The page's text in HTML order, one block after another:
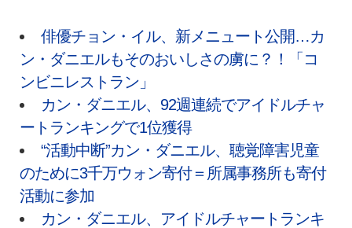
俳優チョン・イル、新メニュート公開…カ
ン・ダニエルもそのおいしさの虜に？！「コ
ンビニレストラン」
カン・ダニエル、92週連続でアイドルチャ
ートランキングで1位獲得
“活動中断”カン・ダニエル、聴覚障害児童
のために3千万ウォン寄付＝所属事務所も寄付
活動に参加
カン・ダニエル、アイドルチャートランキ